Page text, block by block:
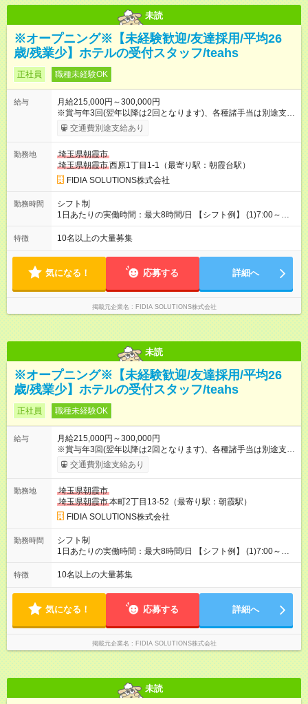
未読
※オープニング※【未経験歓迎/友達採用/平均26
歳/残業少】ホテルの受付スタッフ/teahs
正社員 職種未経験OK
給与
月給215,000円～300,000円
※賞与年3回(翌年以降は2回となります)、各種諸手当は別途支
給！ ※能力・スキルを考慮し、ご相談の上で決定します。 【試
用期間】試用期間あり 試用期間の長さ：6ヶ月 雇用形態、給与
交通費別途支給あり
勤務地
埼玉県朝霞市
埼玉県朝霞市西原1丁目1-1（最寄り駅：朝霞台駅）
FIDIA SOLUTIONS株式会社
勤務時間
シフト制
1日あたりの実働時間：最大8時間/日 【シフト例】 (1)7:00～
16:00 (2)8:00～17:00 (3)13:00～22:00 (4)14:00～23:00
(5)22:00～7:00 (6)23:00～8:00
特徴 10名以上の大量募集
気になる！ 応募する 詳細へ
掲載元企業名 FIDIA SOLUTIONS株式会社
未読
※オープニング※【未経験歓迎/友達採用/平均26
歳/残業少】ホテルの受付スタッフ/teahs
正社員 職種未経験OK
給与
月給215,000円～300,000円
※賞与年3回(翌年以降は2回となります)、各種諸手当は別途支
給！ ※能力・スキルを考慮し、ご相談の上で決定します。 【試
用期間】試用期間あり 試用期間の長さ：6ヶ月 雇用形態、給与
交通費別途支給あり
勤務地
埼玉県朝霞市
埼玉県朝霞市本町2丁目13-52（最寄り駅：朝霞駅）
FIDIA SOLUTIONS株式会社
勤務時間
シフト制
1日あたりの実働時間：最大8時間/日 【シフト例】 (1)7:00～
16:00 (2)8:00～17:00 (3)13:00～22:00 (4)14:00～23:00
(5)22:00～7:00 (6)23:00～8:00
特徴 10名以上の大量募集
気になる！ 応募する 詳細へ
掲載元企業名 FIDIA SOLUTIONS株式会社
未読